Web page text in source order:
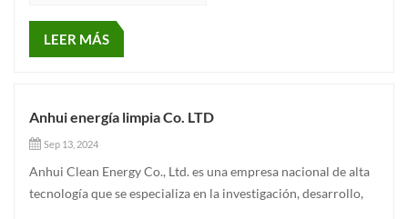
LEER MÁS
Anhui energía limpia Co. LTD
Sep 13, 2024
Anhui Clean Energy Co., Ltd. es una empresa nacional de alta
tecnología que se especializa en la investigación, desarrollo,